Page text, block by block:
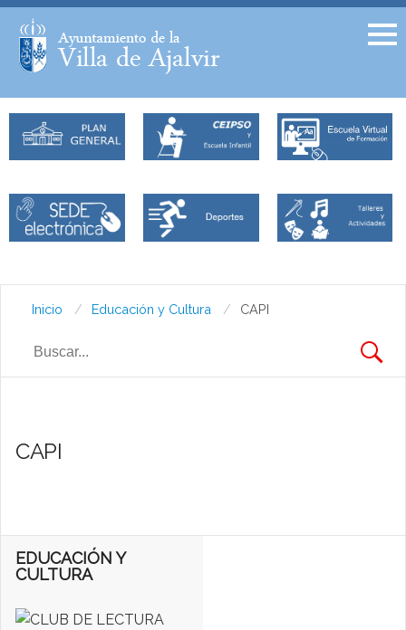
Facebook
Inicio Educación y Cultura CAPI
CAPI
EDUCACIÓN Y
CULTURA